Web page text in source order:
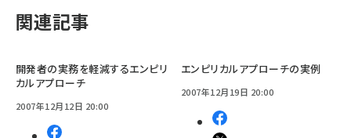
関連記事
開発者の実務を軽減するエンピリ
カルアプローチ
2007年12月12日 20:00
エンピリカルアプローチの実例
2007年12月19日 20:00